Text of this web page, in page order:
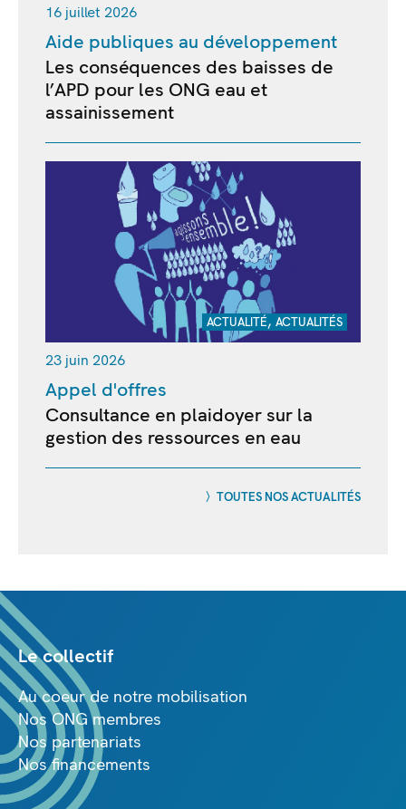
16 juillet 2026
Aide publiques au développement
Les conséquences des baisses de
l’APD pour les ONG eau et
assainissement
ACTUALITÉ, ACTUALITÉS
23 juin 2026
Appel d'offres
Consultance en plaidoyer sur la
gestion des ressources en eau
TOUTES NOS ACTUALITÉS
Le collectif
Au coeur de notre mobilisation
Nos ONG membres
Nos partenariats
Nos financements